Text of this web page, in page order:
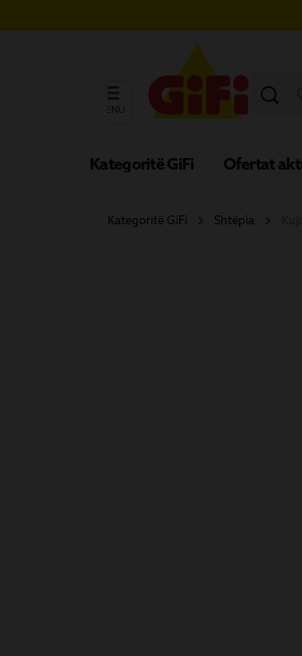
MENU
Kategoritë GiFi Ofertat
Kategoritë GiFi Shtëpia